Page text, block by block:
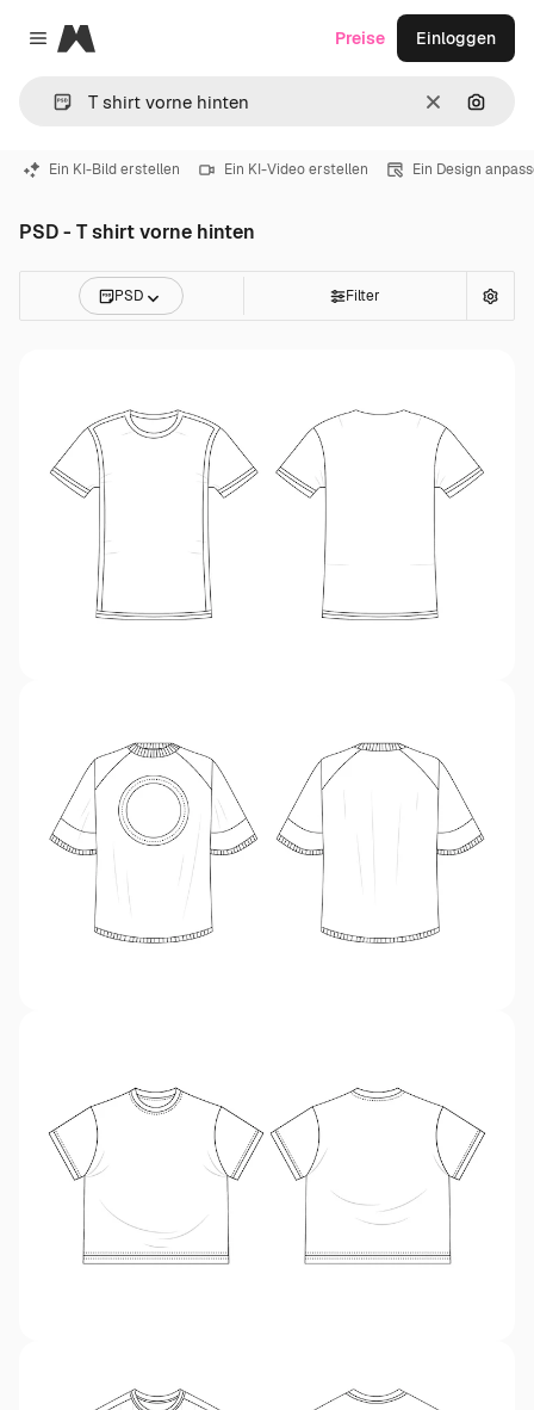
Close menu
Magnific
LöschenNach
Preise Einloggen
Ein KI-Bild erstellen Ein KI-Video erstellen Ein Design
PSD - T shirt vorne hinten
PSD Filter